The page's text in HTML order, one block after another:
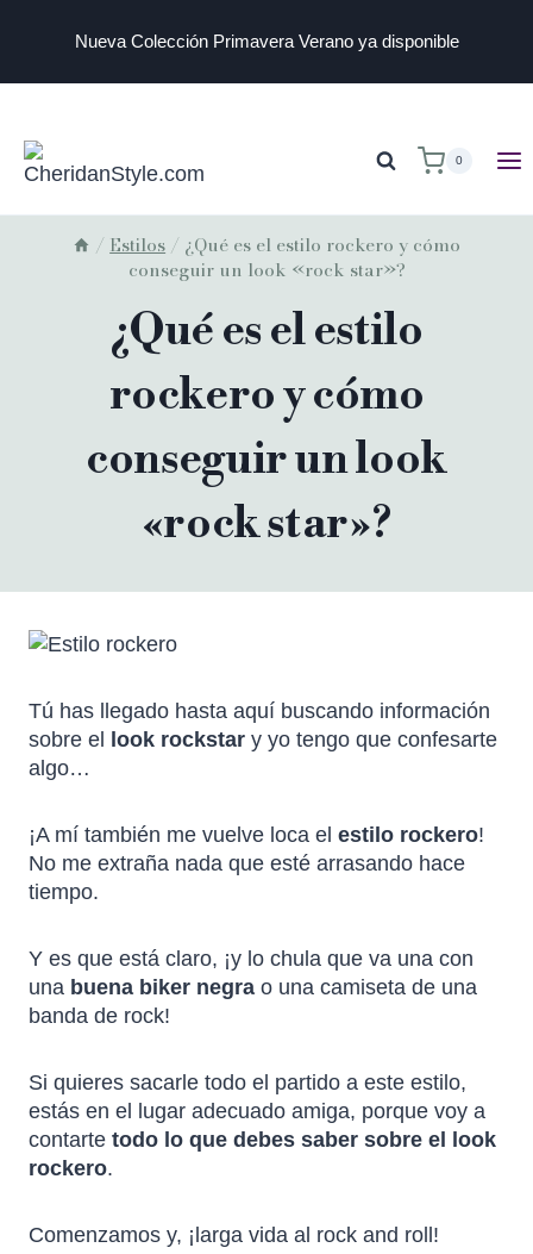
Nueva Colección Primavera Verano ya disponible
0
/ Estilos / ¿Qué es el estilo rockero y cómo
conseguir un look «rock star»?
¿Qué es el estilo
rockero y cómo
conseguir un look
«rock star»?
Tú has llegado hasta aquí buscando información
sobre el look rockstar y yo tengo que confesarte
algo…
¡A mí también me vuelve loca el estilo rockero!
No me extraña nada que esté arrasando hace
tiempo.
Y es que está claro, ¡y lo chula que va una con
una buena biker negra o una camiseta de una
banda de rock!
Si quieres sacarle todo el partido a este estilo,
estás en el lugar adecuado amiga, porque voy a
contarte todo lo que debes saber sobre el look
rockero.
Comenzamos y, ¡larga vida al rock and roll!